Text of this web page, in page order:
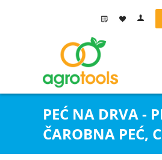
PEĆ NA DRVA -
ČAROBNA PEĆ,